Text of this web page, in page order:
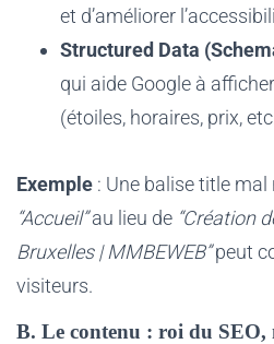
et d’améliorer
Structured Data
qui aide Google à
(étoiles, horaires, prix,
Exemple : Une balise title
“Accueil”au lieu de “Création
Bruxelles | MMBEWEB”peut
visiteurs.
B. Le contenu : roi du SEO,